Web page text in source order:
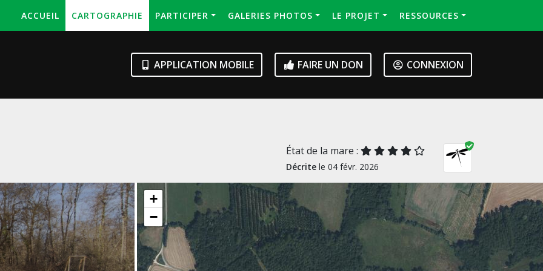
ACCUEIL CARTOGRAPHIE PARTICIPER GALERIES PHOTOS LE PROJET RESSOURCES
APPLICATION MOBILE FAIRE UN DON CONNEXION
État de la mare :
Décrite le 04 févr. 2026
+
−